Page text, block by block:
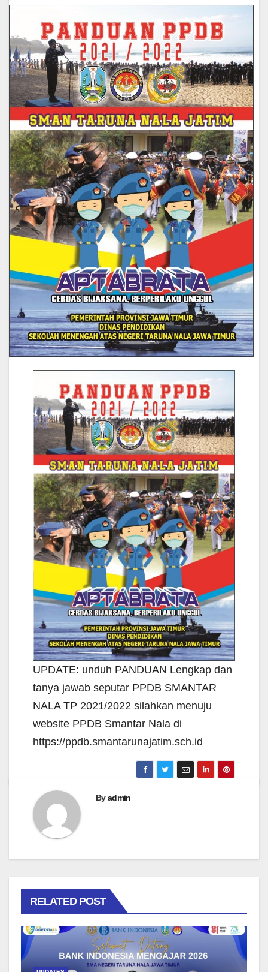
UPDATE: unduh PANDUAN Lengkap dan
tanya jawab seputar PPDB SMANTAR
NALA TP 2021/2022 silahkan menuju
website PPDB Smantar Nala di
https://ppdb.smantarunajatim.sch.id
Byadmin
RELATED POST